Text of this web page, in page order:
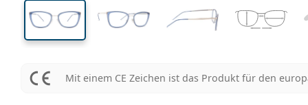
Mit einem CE Zeichen ist das Produkt für den